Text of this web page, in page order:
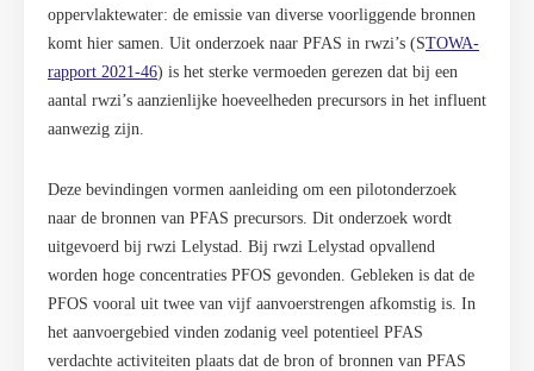
oppervlaktewater: de emissie van diverse voorliggende bronnen
komt hier samen. Uit onderzoek naar PFAS in rwzi’s (STOWA-
rapport 2021-46) is het sterke vermoeden gerezen dat bij een
aantal rwzi’s aanzienlijke hoeveelheden precursors in het influent
aanwezig zijn.
Deze bevindingen vormen aanleiding om een pilotonderzoek
naar de bronnen van PFAS precursors. Dit onderzoek wordt
uitgevoerd bij rwzi Lelystad. Bij rwzi Lelystad opvallend
worden hoge concentraties PFOS gevonden. Gebleken is dat de
PFOS vooral uit twee van vijf aanvoerstrengen afkomstig is. In
het aanvoergebied vinden zodanig veel potentieel PFAS
verdachte activiteiten plaats dat de bron of bronnen van PFAS